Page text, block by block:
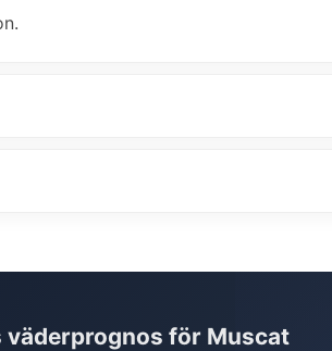
väderprognos för Muscat